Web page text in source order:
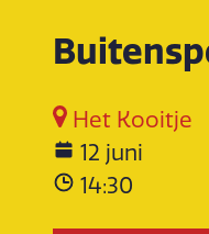
Het Kooitje
12 juni
14:30